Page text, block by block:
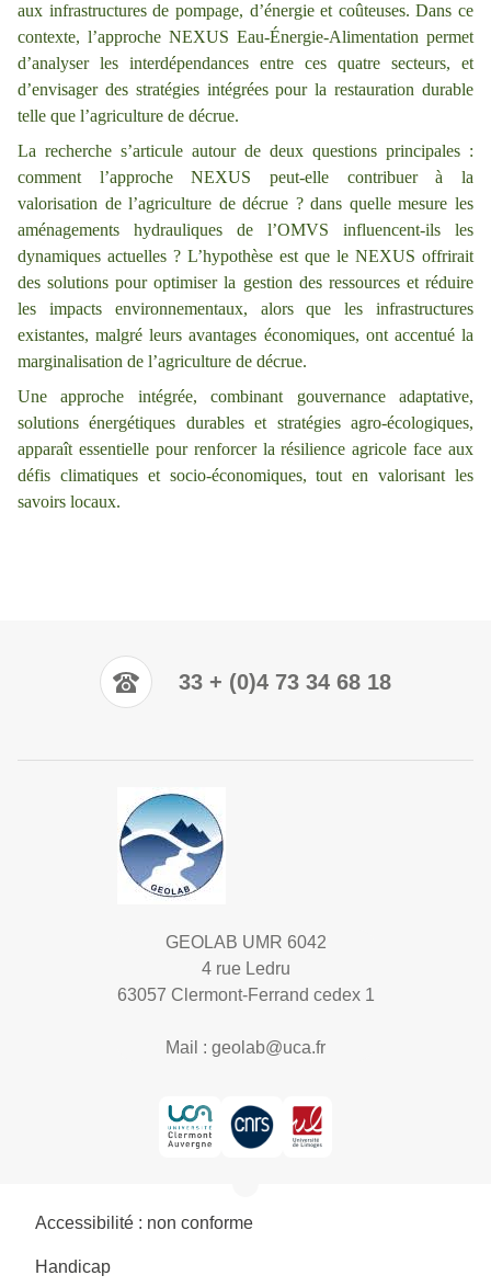
aux infrastructures de pompage, d’énergie et coûteuses. Dans ce
contexte, l’approche NEXUS Eau-Énergie-Alimentation permet
d’analyser les interdépendances entre ces quatre secteurs, et
d’envisager des stratégies intégrées pour la restauration durable
telle que l’agriculture de décrue.
La recherche s’articule autour de deux questions principales :
comment l’approche NEXUS peut-elle contribuer à la
valorisation de l’agriculture de décrue ? dans quelle mesure les
aménagements hydrauliques de l’OMVS influencent-ils les
dynamiques actuelles ? L’hypothèse est que le NEXUS offrirait
des solutions pour optimiser la gestion des ressources et réduire
les impacts environnementaux, alors que les infrastructures
existantes, malgré leurs avantages économiques, ont accentué la
marginalisation de l’agriculture de décrue.
Une approche intégrée, combinant gouvernance adaptative,
solutions énergétiques durables et stratégies agro-écologiques,
apparaît essentielle pour renforcer la résilience agricole face aux
défis climatiques et socio-économiques, tout en valorisant les
savoirs locaux.
33 + (0)4 73 34 68 18
GEOLAB UMR 6042
4 rue Ledru
63057 Clermont-Ferrand cedex 1
Mail : geolab@uca.fr
Accessibilité : non conforme
Handicap